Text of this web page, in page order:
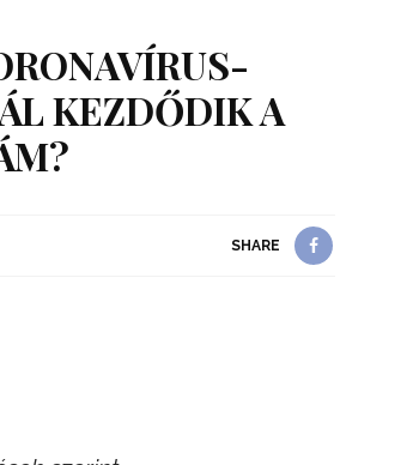
KEZDŐDIK A
SHARE